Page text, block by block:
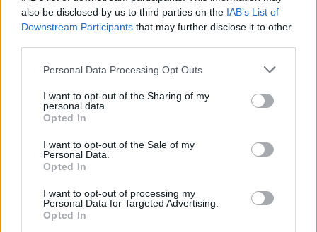
also be disclosed by us to third parties on the IAB’s List of
Downstream Participants that may further disclose it to other
Personal Data Processing Opt Outs
I want to opt-out of the Sharing of my
personal data.
Opted In
I want to opt-out of the Sale of my
Personal Data.
Opted In
I want to opt-out of processing my
Personal Data for Targeted Advertising.
Opted In
Ανάλυση IISS: Η Ευρώπη
δεν είναι προετοιμασμένη
για επιθέσεις της Ρωσίας
αεροσκάφη
Η Τουρκία
στο Αιγαίο με
και